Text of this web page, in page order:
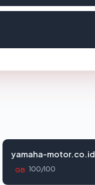
yamaha-motor.co.id
GB 100/100